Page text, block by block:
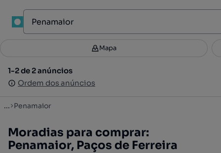
Filtros 2
1-2 de 2 anúncios
Ordem dos anúncios
Mapa
1-2 de 2 anúncios
Ordem dos anúncios
... Penamaior
Moradias para comprar:
Penamaior, Paços de Ferreira